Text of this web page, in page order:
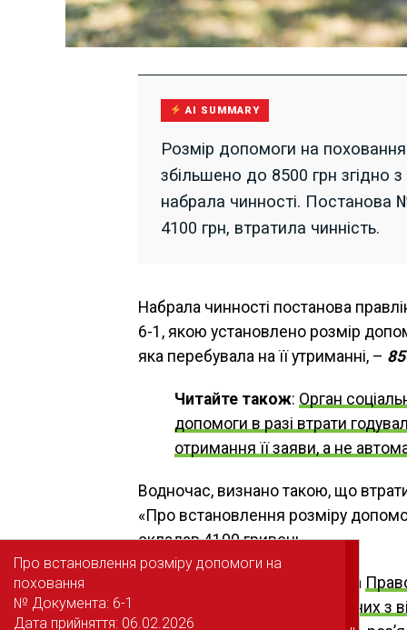
AI SUMMARY
Розмір допомоги на
збільшено до 8500 грн
набрала чинності. Постанова
4100 грн, втратила чинність.
Набрала чинності постанова
6-1, якою установлено розмір
яка перебувала на її утриманні, –
Читайте також: Орган
допомоги в разі втрати
отримання її заяви, а не
Водночас, визнано такою, що
«Про встановлення розміру
складав 4100 гривень.
на
правопорушень, пов’язаних з
Про встановлення розміру допомоги на
поховання
№ Документа: 6-1
Дата прийняття: 06.02.2026
Про встановлення розміру допомоги на
поховання
№ Документа: 6-1
Дата прийняття: 06.02.2026